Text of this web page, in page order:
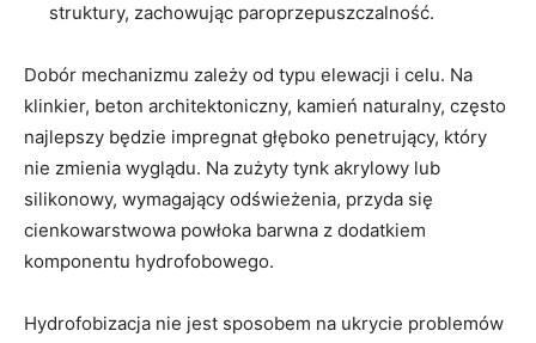
struktury, zachowując paroprzepuszczalność.
Dobór mechanizmu zależy od typu elewacji i celu. Na
klinkier, beton architektoniczny, kamień naturalny, często
najlepszy będzie impregnat głęboko penetrujący, który
nie zmienia wyglądu. Na zużyty tynk akrylowy lub
silikonowy, wymagający odświeżenia, przyda się
cienkowarstwowa powłoka barwna z dodatkiem
komponentu hydrofobowego.
Hydrofobizacja nie jest sposobem na ukrycie problemów